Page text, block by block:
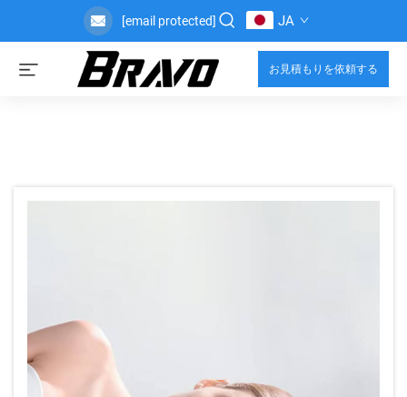
[email protected] JA
お見積もりを依頼する